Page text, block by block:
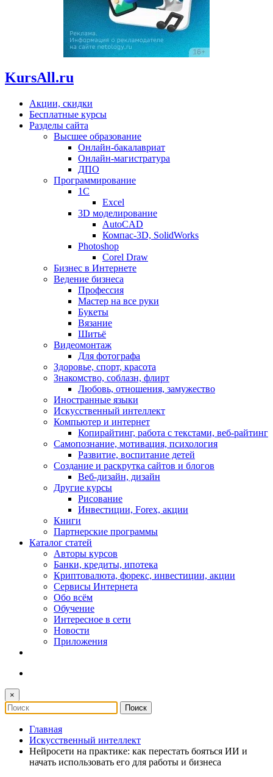
KursAll.ru
Акции, скидки
Бесплатные курсы
Разделы сайта
Высшее образование
Онлайн-бакалавриат
Онлайн-магистратура
ДПО
Программирование
1С
Excel
3D моделирование
AutoCAD
Компас-3D, SolidWorks
Photoshop
Corel Draw
Бизнес в Интернете
Ведение бизнеса
Профессия
Мастер на все руки
Букеты
Вязание
Шитьё
Видеомонтаж
Для фотографа
Здоровье, спорт, красота
Знакомство, соблазн, флирт
Любовь, отношения, замужество
Иностранные языки
Искусственный интеллект
Компьютер и интернет
Копирайтинг, работа с текстами, веб-райтинг
Самопознание, мотивация, психология
Развитие, воспитание детей
Создание и раскрутка сайтов и блогов
Веб-дизайн, дизайн
Другие курсы
Рисование
Инвестиции, Forex, акции
Книги
Партнерские программы
Каталог статей
Авторы курсов
Банки, кредиты, ипотека
Криптовалюта, форекс, инвестиции, акции
Сервисы Интернета
Обо всём
Обучение
Интересное в сети
Новости
Приложения
×
Главная
Искусственный интеллект
Нейросети на практике: как перестать бояться ИИ и
начать использовать его для работы и бизнеса